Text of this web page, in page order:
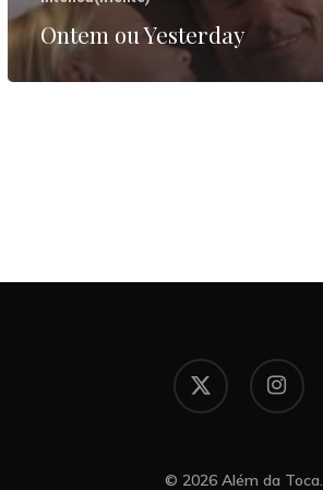
Ontem ou Yesterday
x-
twitter
instagram
© 2026 Além da Toca.